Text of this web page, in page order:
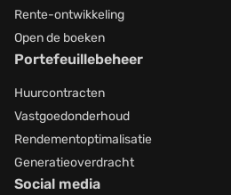
Rente-ontwikkeling
Open de boeken
Portefeuillebeheer
Huurcontracten
Vastgoedonderhoud
Rendementoptimalisatie
Generatieoverdracht
Social media